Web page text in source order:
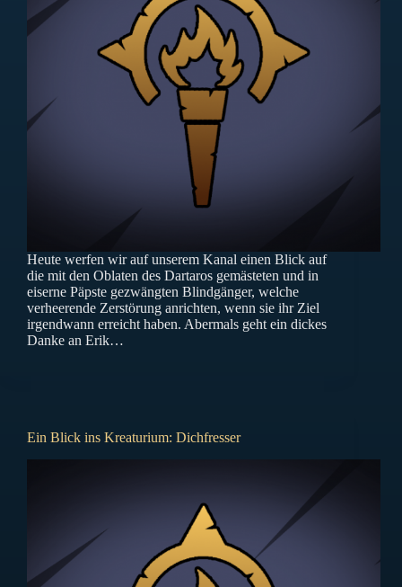
Heute werfen wir auf unserem Kanal einen Blick auf
die mit den Oblaten des Dartaros gemästeten und in
eiserne Päpste gezwängten Blindgänger, welche
verheerende Zerstörung anrichten, wenn sie ihr Ziel
irgendwann erreicht haben. Abermals geht ein dickes
Danke an Erik…
Ein Blick ins Kreaturium: Dichfresser